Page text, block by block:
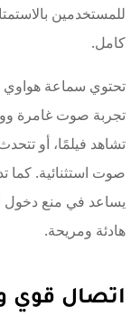
للمستخدمين
كامل.
تجربة صوت غامرة
تشاهد فيلمًا، أو
صوت استثنائية. كما
يساعد في منع دخول
هادئة ومريحة.
اتصال قوي